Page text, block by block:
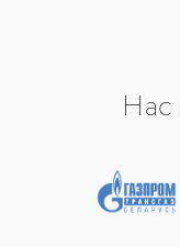
Нас